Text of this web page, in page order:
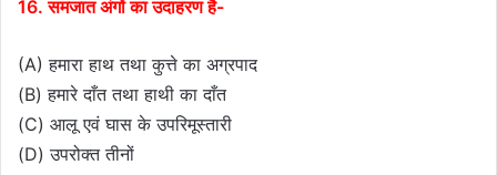
16. समजात अंगों का उदाहरण है-
(A) हमारा हाथ तथा कुत्ते का अग्रपाद
(B) हमारे दाँत तथा हाथी का दाँत
(C) आलू एवं घास के उपरिमूस्तारी
(D) उपरोक्त तीनों